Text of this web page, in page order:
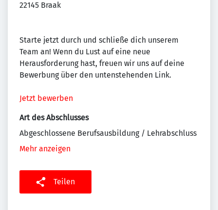
22145 Braak
Starte jetzt durch und schließe dich unserem
Team an! Wenn du Lust auf eine neue
Herausforderung hast, freuen wir uns auf deine
Bewerbung über den untenstehenden Link.
Jetzt bewerben
Art des Abschlusses
Abgeschlossene Berufsausbildung / Lehrabschluss
Mehr anzeigen
Teilen